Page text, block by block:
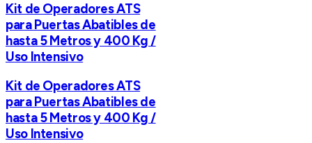
Kit de Operadores ATS
para Puertas Abatibles de
hasta 5 Metros y 400 Kg /
Uso Intensivo
Kit de Operadores ATS
para Puertas Abatibles de
hasta 5 Metros y 400 Kg /
Uso Intensivo